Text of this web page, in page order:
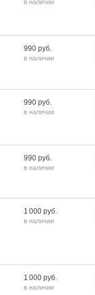
в наличии
990 руб.
в наличии
990 руб.
в наличии
990 руб.
в наличии
1 000 руб.
в наличии
1 000 руб.
в наличии